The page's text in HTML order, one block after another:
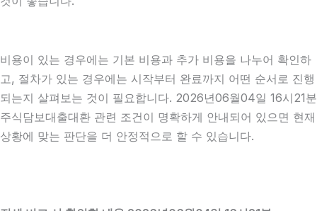
비용이 있는 경우에는 기본 비용과 추가 비용을 나누어 확인하
고, 절차가 있는 경우에는 시작부터 완료까지 어떤 순서로 진행
되는지 살펴보는 것이 필요합니다. 2026년06월04일 16시21분
주식담보대출대환 관련 조건이 명확하게 안내되어 있으면 현재
상황에 맞는 판단을 더 안정적으로 할 수 있습니다.